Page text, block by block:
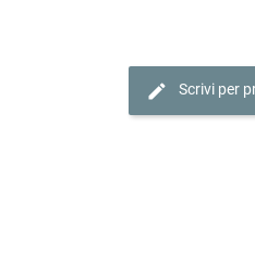
edit Scrivi per